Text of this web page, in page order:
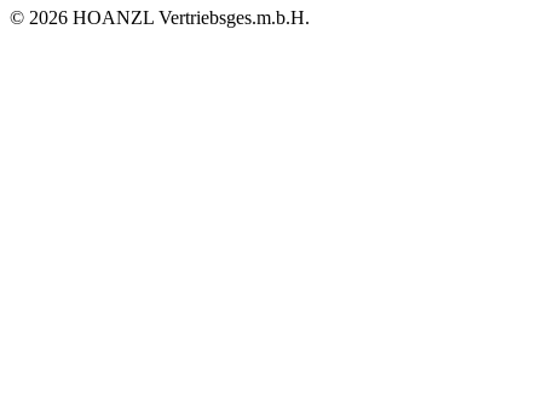
© 2026 HOANZL Vertriebsges.m.b.H.